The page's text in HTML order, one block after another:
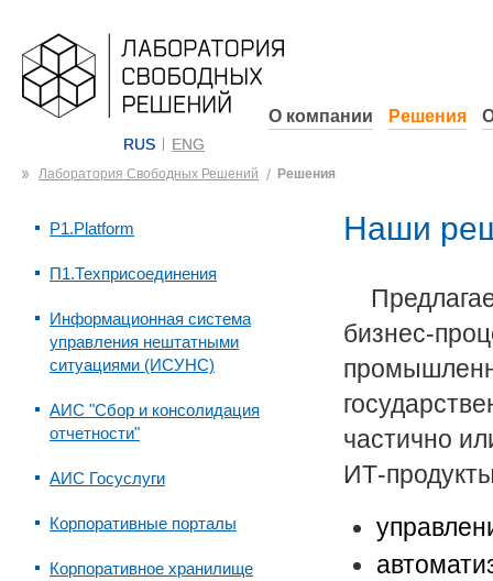
RUS ENG
О компании Решения
Лаборатория Свободных Решений Решения
P1.Platform
П1.Техприсоединения
Информационная система
управления нештатными
ситуациями (ИСУНС)
АИС "Сбор и консолидация
отчетности"
АИС Госуслуги
Корпоративные порталы
Корпоративное хранилище
Наши
бизнес-
частично
ИТ-